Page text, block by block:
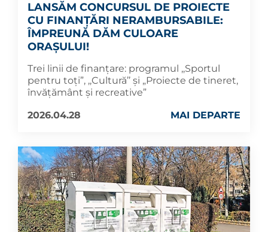
LANSĂM CONCURSUL DE PROIECTE
CU FINANȚĂRI NERAMBURSABILE:
ÎMPREUNĂ DĂM CULOARE
ORAȘULUI!
Trei linii de finanțare: programul ,,Sportul
pentru toți”, ,,Cultură’’ și „Proiecte de tineret,
învățământ şi recreative”
2026.04.28
MAI DEPARTE